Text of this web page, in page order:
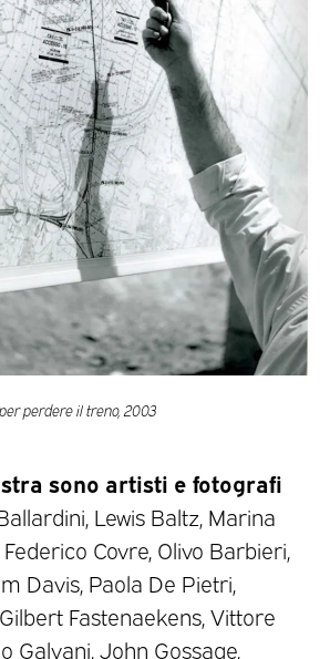
perdere il treno, 2003
sono artisti e fotografi
Lewis Baltz, Marina
Covre, Olivo Barbieri,
Davis, Paola De Pietri,
Fastenaekens, Vittore
Galvani, John Gossage,